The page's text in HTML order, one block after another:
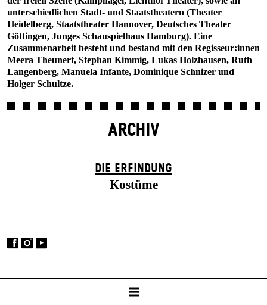
unterschiedlichen Stadt- und Staatstheatern (Theater
Heidelberg, Staatstheater Hannover, Deutsches Theater
Göttingen, Junges Schauspielhaus Hamburg). Eine
Zusammenarbeit besteht und bestand mit den Regisseur:innen
Meera Theunert, Stephan Kimmig, Lukas Holzhausen, Ruth
Langenberg, Manuela Infante, Dominique Schnizer und
Holger Schultze.
ARCHIV
DIE ERFINDUNG
Kostüme